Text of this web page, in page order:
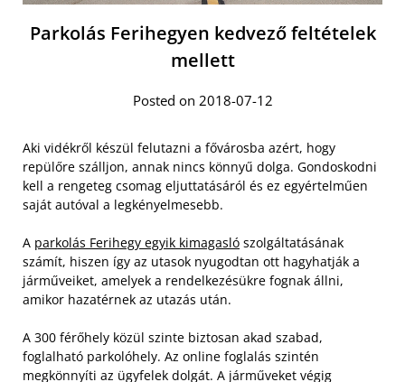
Parkolás Ferihegyen kedvező feltételek
mellett
Posted on 2018-07-12
Aki vidékről készül felutazni a fővárosba azért, hogy
repülőre szálljon, annak nincs könnyű dolga. Gondoskodni
kell a rengeteg csomag eljuttatásáról és ez egyértelműen
saját autóval a legkényelmesebb.
A parkolás Ferihegy egyik kimagasló szolgáltatásának
számít, hiszen így az utasok nyugodtan ott hagyhatják a
járműveiket, amelyek a rendelkezésükre fognak állni,
amikor hazatérnek az utazás után.
A 300 férőhely közül szinte biztosan akad szabad,
foglalható parkolóhely. Az online foglalás szintén
megkönnyíti az ügyfelek dolgát. A járműveket végig